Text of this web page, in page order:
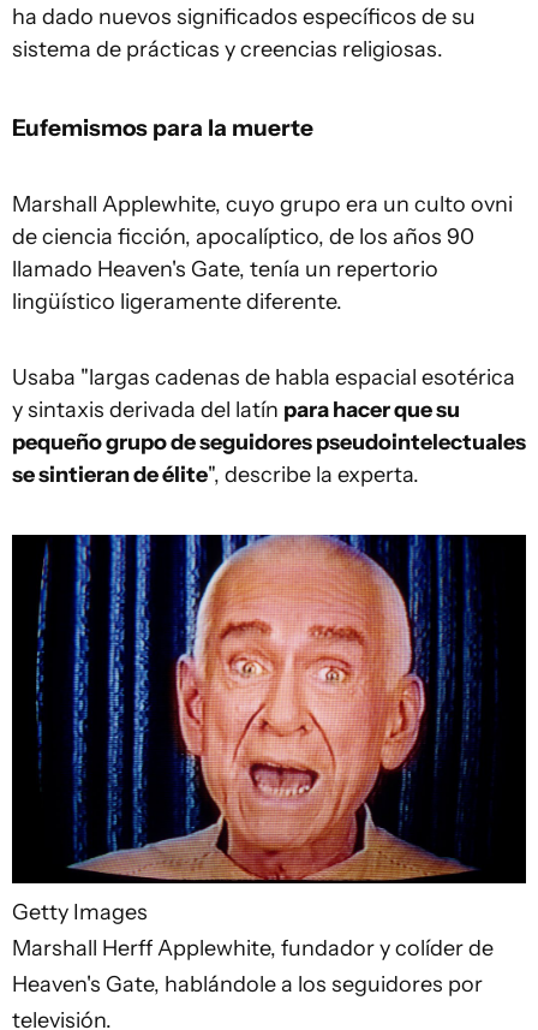
ha dado nuevos significados específicos de su
sistema de prácticas y creencias religiosas.
Eufemismos para la muerte
Marshall Applewhite, cuyo grupo era un culto ovni
de ciencia ficción, apocalíptico, de los años 90
llamado Heaven's Gate, tenía un repertorio
lingüístico ligeramente diferente.
Usaba "largas cadenas de habla espacial esotérica
y sintaxis derivada del latín para hacer que su
pequeñogrupo deseguidores pseudointelectuales
se sintieran de élite", describe la experta.
Getty Images
Marshall Herff Applewhite, fundador y colíder de
Heaven's Gate, hablándole a los seguidores por
televisión.